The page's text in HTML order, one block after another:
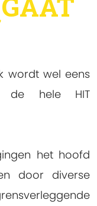
wordt wel eens
de hele HIT
het hoofd
door diverse